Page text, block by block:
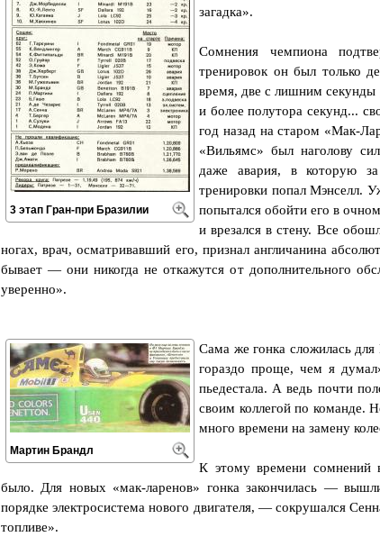
3 этап Гран-при Бразилии
загадка».
Сомнения чемпиона
тренировок он был только
время, две с лишним секунды
и более полутора секунд...
год назад на старом «Мак-
«Вильямс» был наголову
даже авария, в которую
тренировки попал Мэнселл.
попытался обойти его в
и врезался в стену. Все
ногах, врач, осматривавший его, признал англичанина
бывает — они никогда не откажутся от дополнительного
уверенно».
Мартин Брандл
Сама же гонка сложилась
гораздо проще, чем я
пьедестала. А ведь почти
своим коллегой по команде.
много времени на замену
К этому времени сомнений
было. Для новых «мак-ларенов» гонка закончилась —
порядке электросистема нового двигателя, — сокрушался
топливе».